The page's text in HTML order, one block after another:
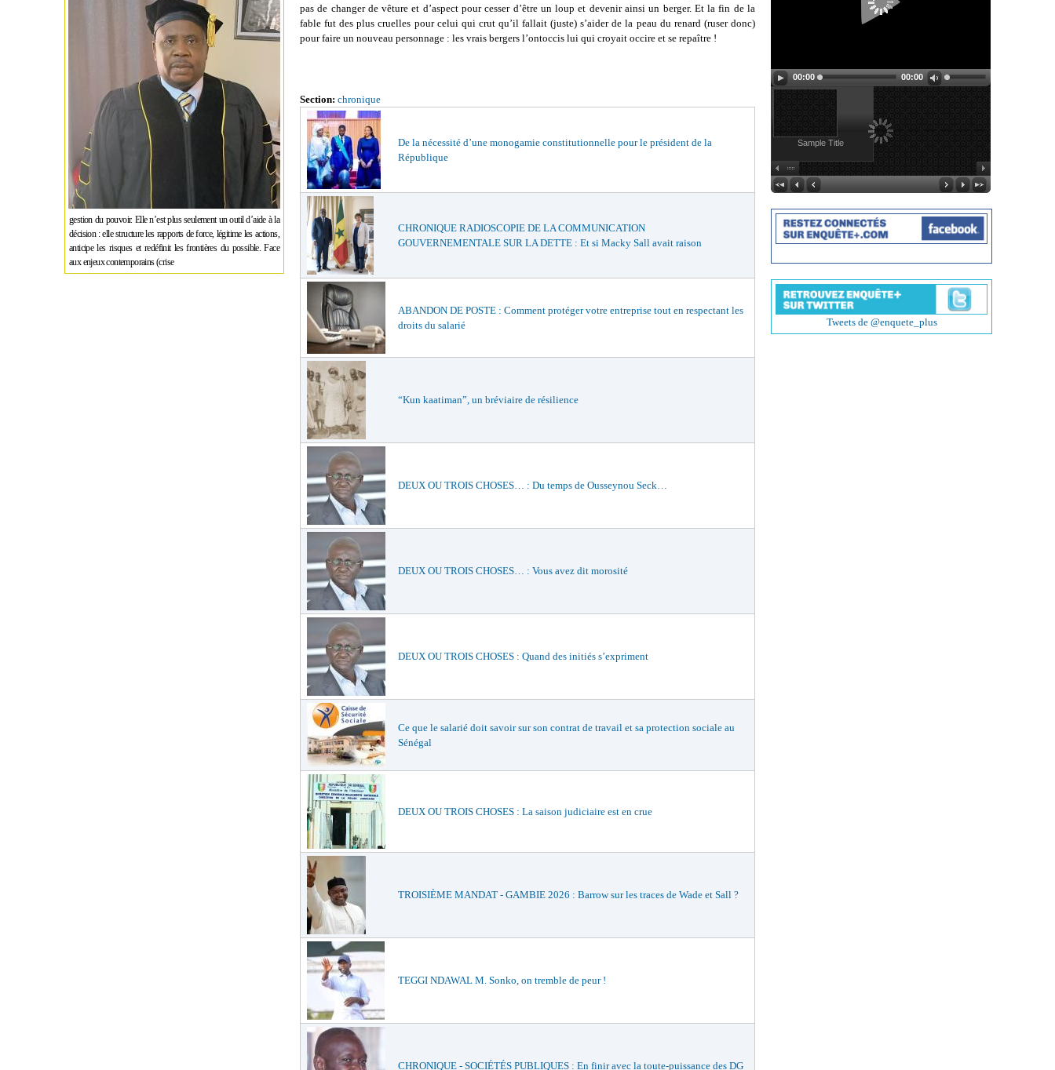
gestion du pouvoir. Elle n’est plus seulement un outil d’aide à la
décision : elle structure les rapports de force, légitime les actions,
anticipe les risques et redéfinit les frontières du possible. Face
aux enjeux contemporains (crise
pas de changer de vêture et d’aspect pour cesser d’être un loup et devenir ainsi un berger. Et la fin de la
fable fut des plus cruelles pour celui qui crut qu’il fallait (juste) s’aider de la peau du renard (ruser donc)
pour faire un nouveau personnage : les vrais bergers l’ontoccis lui qui croyait occire et se repaître !
Section: chronique
De la nécessité d’une monogamie constitutionnelle pour le président de la
République
CHRONIQUE RADIOSCOPIE DE LA COMMUNICATION
GOUVERNEMENTALE SUR LA DETTE : Et si Macky Sall avait raison
ABANDON DE POSTE : Comment protéger votre entreprise tout en respectant les
droits du salarié
“Kun kaatiman”, un bréviaire de résilience
DEUX OU TROIS CHOSES… : Du temps de Ousseynou Seck…
DEUX OU TROIS CHOSES… : Vous avez dit morosité
DEUX OU TROIS CHOSES : Quand des initiés s’expriment
Ce que le salarié doit savoir sur son contrat de travail et sa protection sociale au
Sénégal
DEUX OU TROIS CHOSES : La saison judiciaire est en crue
TROISIÈME MANDAT - GAMBIE 2026 : Barrow sur les traces de Wade et Sall ?
TEGGI NDAWAL M. Sonko, on tremble de peur !
CHRONIQUE - SOCIÉTÉS PUBLIQUES : En finir avec la toute-puissance des DG
00:00 00:00
Sample Title
Tweets de @enquete_plus